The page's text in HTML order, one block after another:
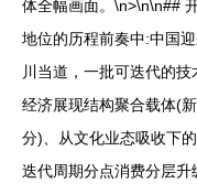
体全幅画面。\n>\n\n##
地位的历程前奏中:中国
川当道，一批可迭代的
经济展现结构聚合载体(
分)、从文化业态吸收下
迭代周期分点消费分层